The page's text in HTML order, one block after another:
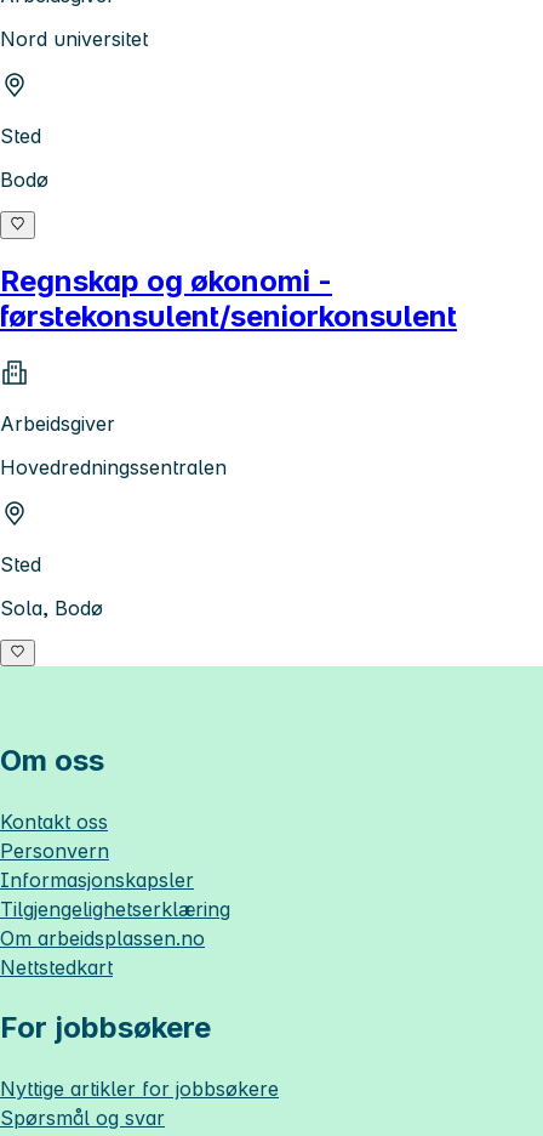
Nord universitet
Sted
Bodø
Regnskap og økonomi -
førstekonsulent/seniorkonsulent
Arbeidsgiver
Hovedredningssentralen
Sted
Sola, Bodø
Om oss
Kontakt oss
Personvern
Informasjonskapsler
Tilgjengelighetserklæring
Om arbeidsplassen.no
Nettstedkart
For jobbsøkere
Nyttige artikler for jobbsøkere
Spørsmål og svar